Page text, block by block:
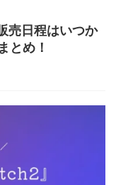
売日程はいつか
とめ！